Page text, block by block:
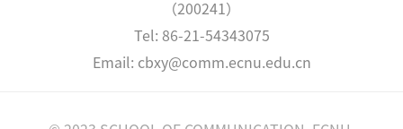
（200241）
Tel: 86-21-54343075
Email: cbxy@comm.ecnu.edu.cn